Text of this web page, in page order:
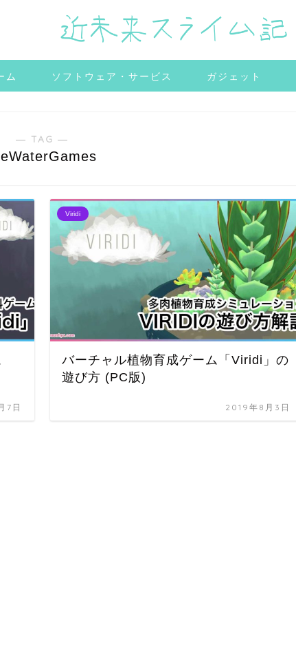
ム ソフトウェア・サービス ガジェット
― TAG ―
7日
Viridi
バーチャル植物育成ゲーム「Viridi」の
遊び方 (PC版)
2019年8月3日